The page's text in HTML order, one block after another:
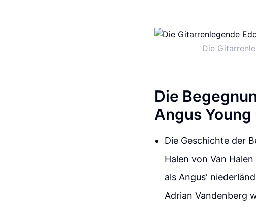
Die
Die
Angus Young
Die Geschichte der
Halen von Van
als Angus'
Adrian Vandenberg